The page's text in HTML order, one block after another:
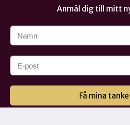
Anmäl dig till mitt
Få mina